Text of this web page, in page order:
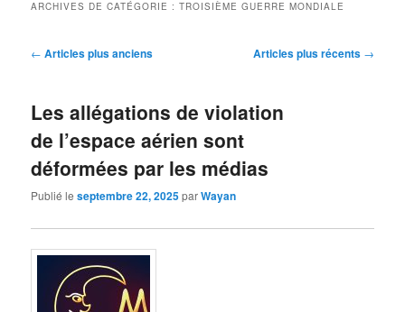
ARCHIVES DE CATÉGORIE :TROISIÈME GUERRE MONDIALE
Navigation
← Articles plus anciens Articles plus récents →
Les allégations de violation
de l’espace aérien sont
déformées par les médias
Publié leseptembre 22, 2025parWayan